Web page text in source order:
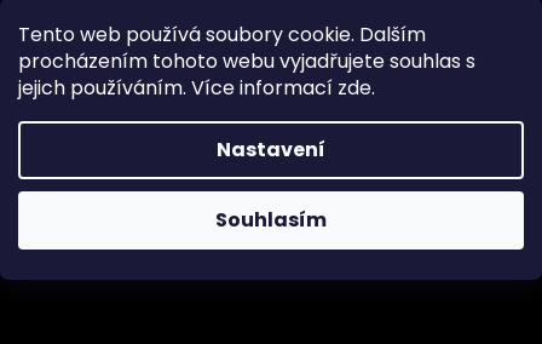
Tento web používá soubory cookie. Dalším
procházením tohoto webu vyjadřujete souhlas s
jejich používáním. Více informací zde.
Nastavení
Souhlasím
Garance originality
Platba
Tabulka velikosti
Záruka